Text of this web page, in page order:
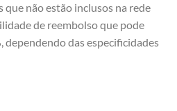
não estão inclusos na rede
de reembolso que pode
dependendo das especificidades